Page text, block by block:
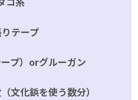
テープ
プ）orグルーガン
文化鋲を使う数分）